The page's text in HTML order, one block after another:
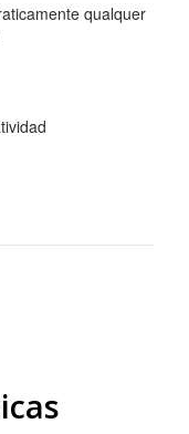
qualquer